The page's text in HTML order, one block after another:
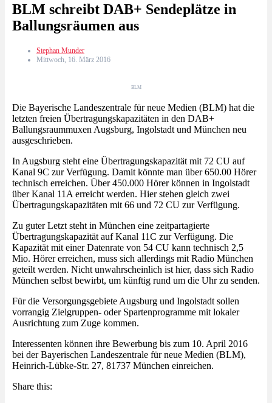
BLM schreibt DAB+ Sendeplätze in
Ballungsräumen aus
Stephan Munder
Mittwoch, 16. März 2016
BLM
Die Bayerische Landeszentrale für neue Medien (BLM) hat die
letzten freien Übertragungskapazitäten in den DAB+
Ballungsraummuxen Augsburg, Ingolstadt und München neu
ausgeschrieben.
In Augsburg steht eine Übertragungskapazität mit 72 CU auf
Kanal 9C zur Verfügung. Damit könnte man über 650.00 Hörer
technisch erreichen. Über 450.000 Hörer können in Ingolstadt
über Kanal 11A erreicht werden. Hier stehen gleich zwei
Übertragungskapazitäten mit 66 und 72 CU zur Verfügung.
Zu guter Letzt steht in München eine zeitpartagierte
Übertragungskapazität auf Kanal 11C zur Verfügung. Die
Kapazität mit einer Datenrate von 54 CU kann technisch 2,5
Mio. Hörer erreichen, muss sich allerdings mit Radio München
geteilt werden. Nicht unwahrscheinlich ist hier, dass sich Radio
München selbst bewirbt, um künftig rund um die Uhr zu senden.
Für die Versorgungsgebiete Augsburg und Ingolstadt sollen
vorrangig Zielgruppen- oder Spartenprogramme mit lokaler
Ausrichtung zum Zuge kommen.
Interessenten können ihre Bewerbung bis zum 10. April 2016
bei der Bayerischen Landeszentrale für neue Medien (BLM),
Heinrich-Lübke-Str. 27, 81737 München einreichen.
Share this: